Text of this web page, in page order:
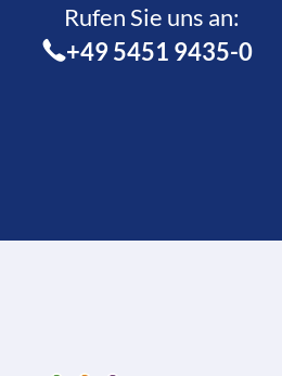
Rufen Sie uns an:­
+49 5451 9435-0